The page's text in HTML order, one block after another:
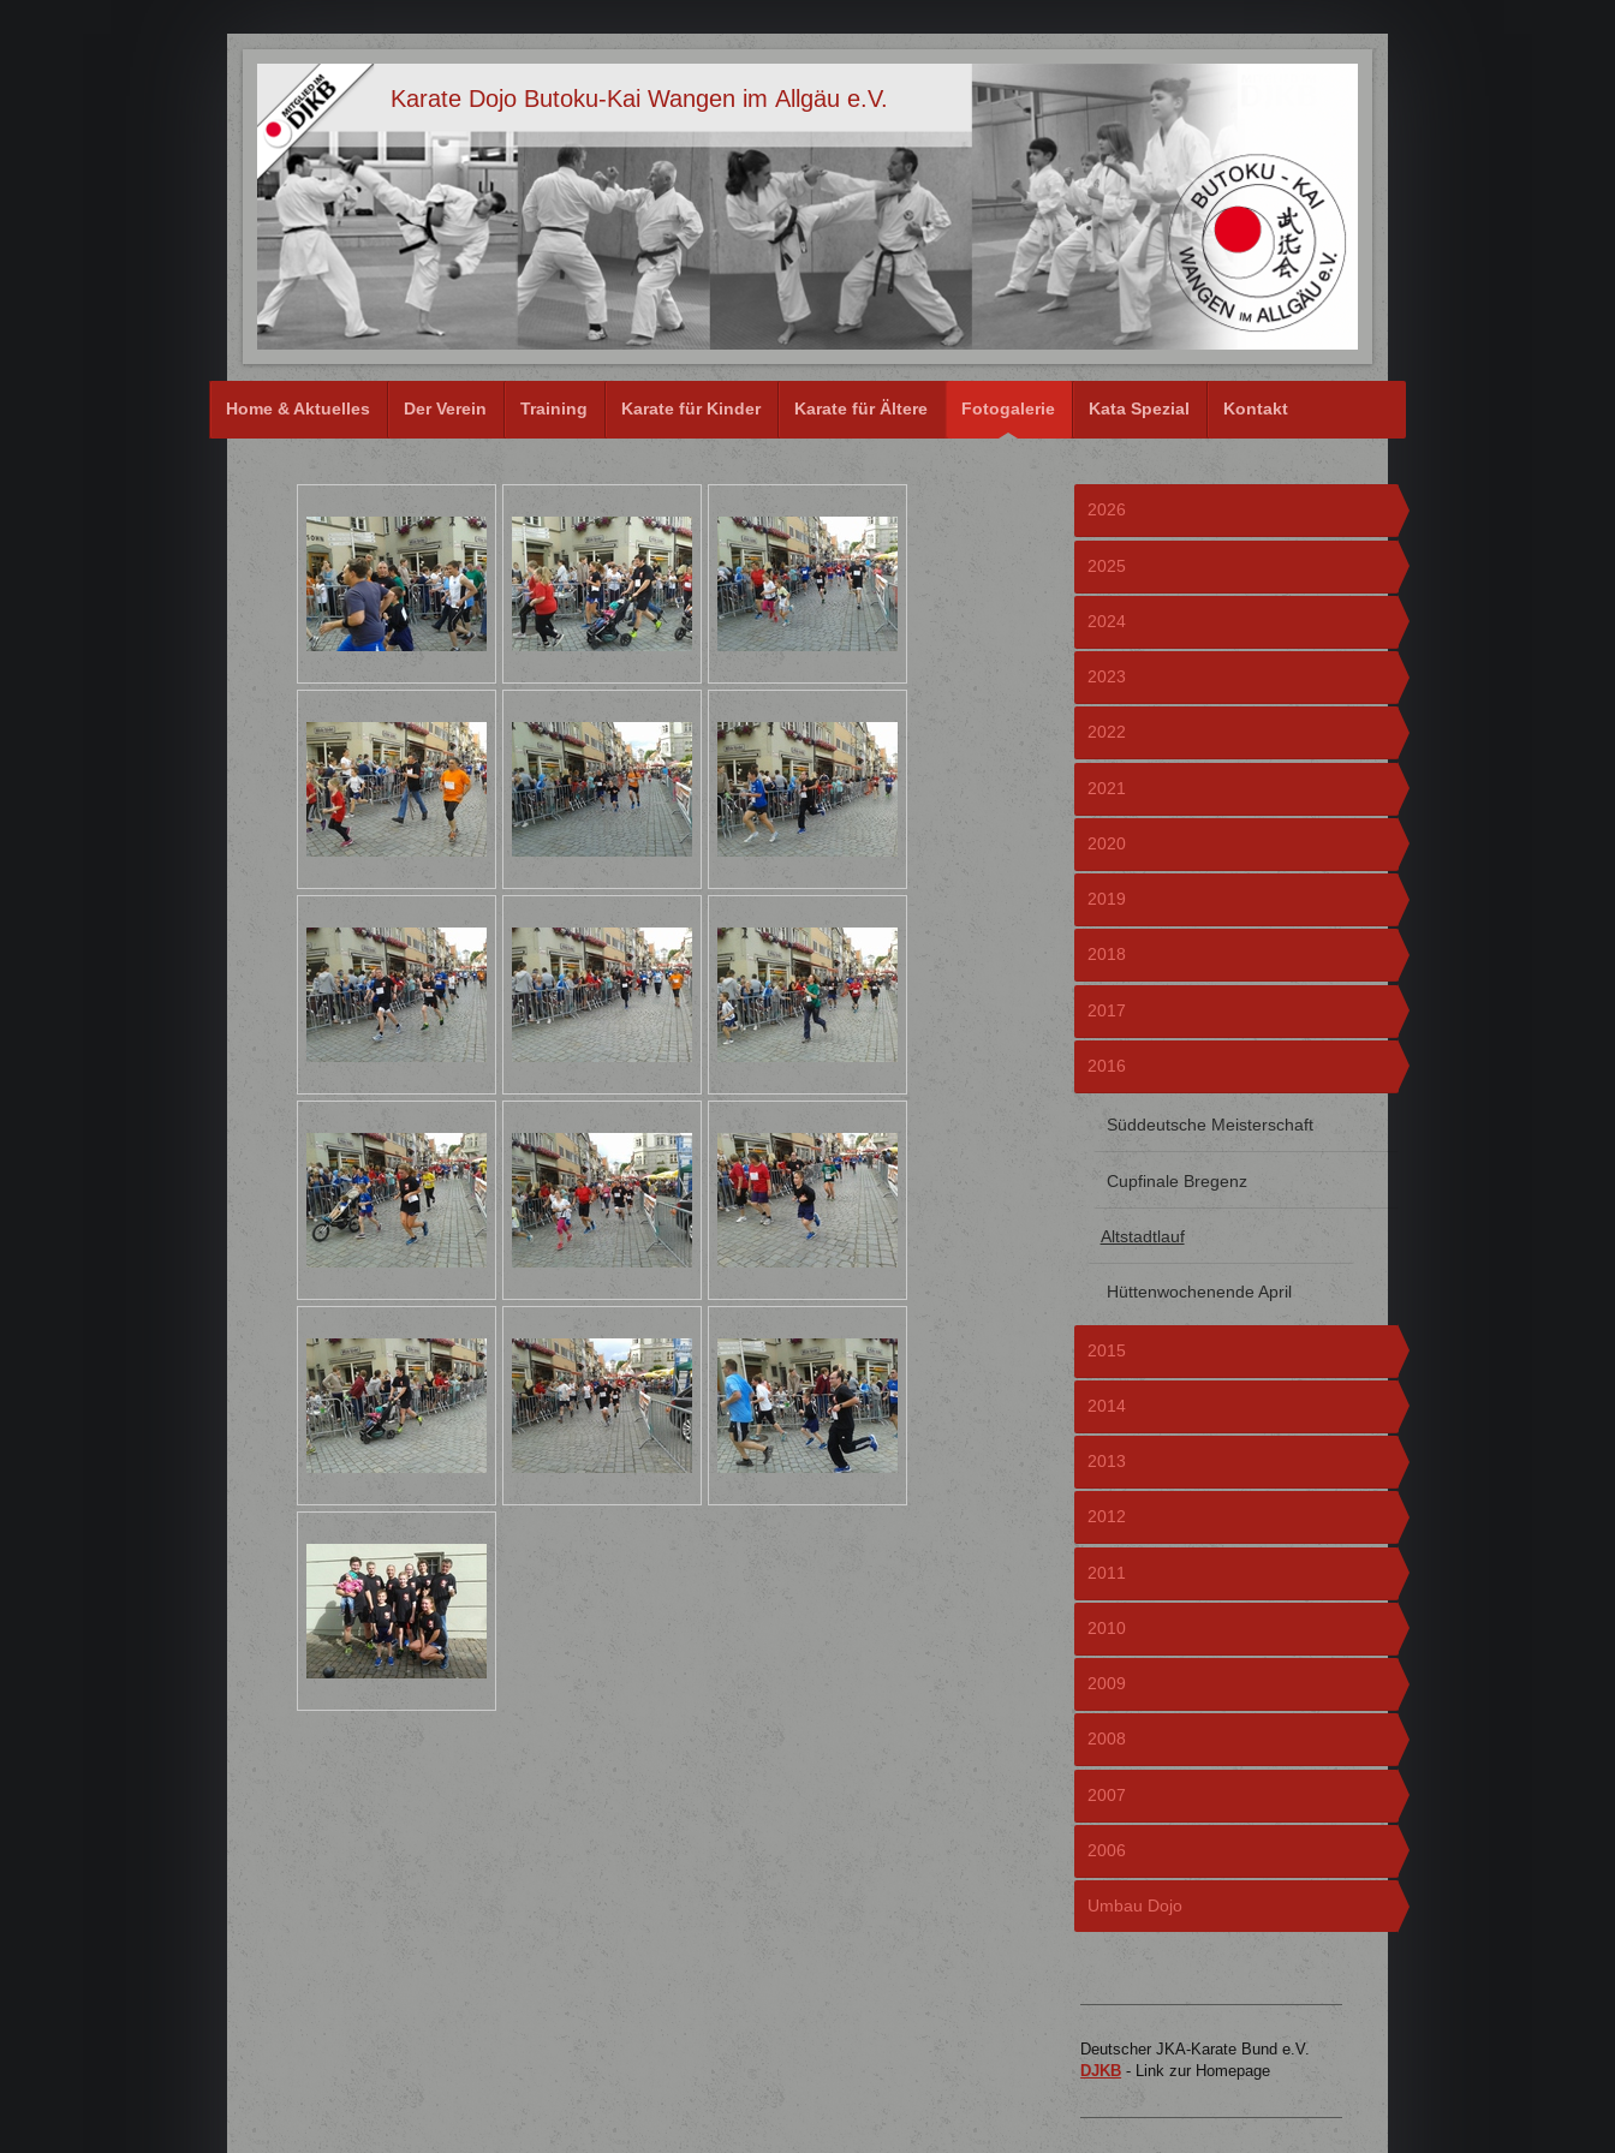
Karate Dojo Butoku-Kai Wangen im Allgäu e.V.
Home & Aktuelles Der Verein Training Karate für Kinder Karate für Ältere Fotogalerie Kata Spezial Kontakt
2026
2025
2024
2023
2022
2021
2020
2019
2018
2017
2016
Süddeutsche Meisterschaft
Cupfinale Bregenz
Altstadtlauf
Hüttenwochenende April
2015
2014
2013
2012
2011
2010
2009
2008
2007
2006
Umbau Dojo
Deutscher JKA-Karate Bund e.V.
DJKB - Link zur Homepage